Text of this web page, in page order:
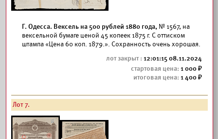
Г. Одесса. Вексель на 500 рублей 1880 года, № 1567, на
вексельной бумаге ценой 45 копеек 1875 г. С оттиском
штампа «Цена 60 коп. 1879.». Сохранность очень хорошая.
12:01:15 08.11.2024
1 000
1 400
Лот 7.